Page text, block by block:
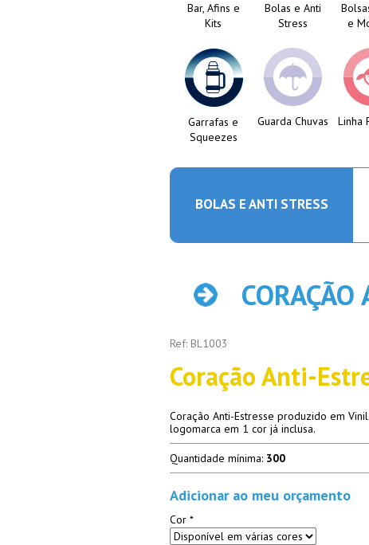
Bar, Afins e
Kits
Bolas e Anti
Stress
e
Garrafas e
Squeezes
Guarda Chuvas Linha
BOLAS E ANTI STRESS
Ref: BL1003
Coração Anti-
Coração Anti-Estresse produzido em
logomarca em 1 cor já inclusa.
Quantidade mínima: 300
Adicionar ao meu orçamento
Cor *